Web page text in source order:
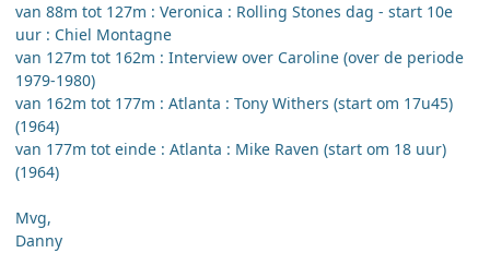
van 88m tot 127m : Veronica : Rolling Stones dag - start 10e
uur : Chiel Montagne
van 127m tot 162m : Interview over Caroline (over de periode
1979-1980)
van 162m tot 177m : Atlanta : Tony Withers (start om 17u45)
(1964)
van 177m tot einde : Atlanta : Mike Raven (start om 18 uur)
(1964)
Mvg,
Danny